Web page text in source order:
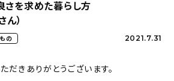
の
さを求めた暮らし方
）
の 2021.7.31
だきありがとうございます。